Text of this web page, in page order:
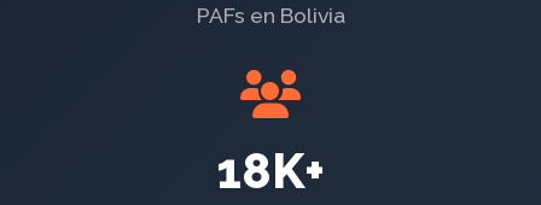
PAFs en Bolivia
18K+